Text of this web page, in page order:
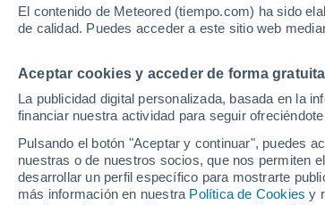
El contenido de Meteored (tiempo.com) ha sido
de calidad. Puedes acceder a este sitio web
Aceptar cookies y acceder de forma gratuita
La publicidad digital personalizada, basada en la
financiar nuestra actividad para seguir
Pulsando el botón "Aceptar y continuar", puedes
nuestras o de nuestros socios, que nos permiten
desarrollar un perfil específico para mostrarte
más información en nuestra Política de Cookies y
Inicio Francia Borgoña-Franco
El tiempo en
Todas las localidades de Nièvre